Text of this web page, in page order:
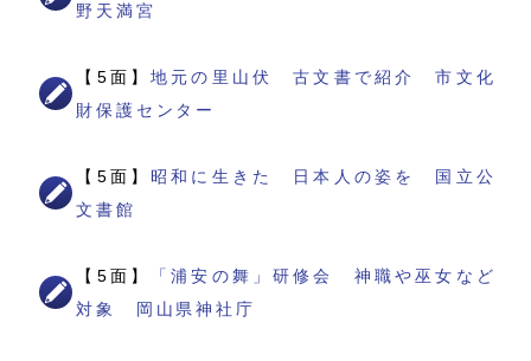
野天満宮
【5面】地元の里山伏 古文書で紹介 市文化
財保護センター
【5面】 昭和に生きた 日本人の姿を 国立公
文書館
【5面】
「浦安の舞」研修会 神職や巫女など
対象 岡山県神社庁